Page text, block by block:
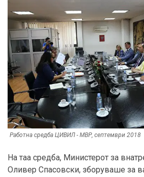
Работна средба ЦИВИЛ - МВР, септември 2018
На таа средба, Министерот за
Оливер Спасовски, зборуваше за